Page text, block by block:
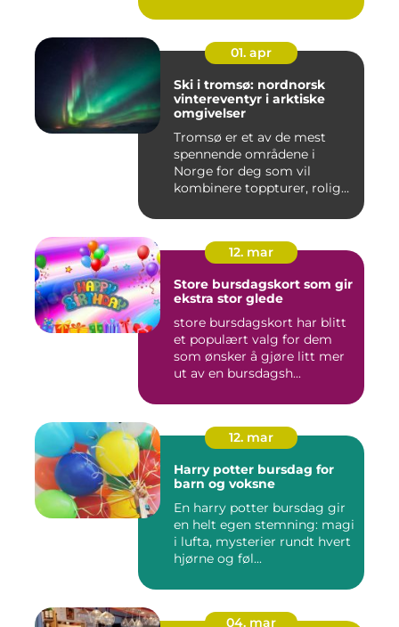
01. apr
Ski i tromsø: nordnorsk
vintereventyr i arktiske
omgivelser
Tromsø er et av de mest
spennende områdene i
Norge for deg som vil
kombinere toppturer, rolig
12. mar
Store bursdagskort som gir
ekstra stor glede
store bursdagskort har blitt
et populært valg for dem
som ønsker å gjøre litt mer
ut av en bursdagsh...
12. mar
Harry potter bursdag for
barn og voksne
En harry potter bursdag gir
en helt egen stemning: magi
i lufta, mysterier rundt hvert
hjørne og føl...
04. mar